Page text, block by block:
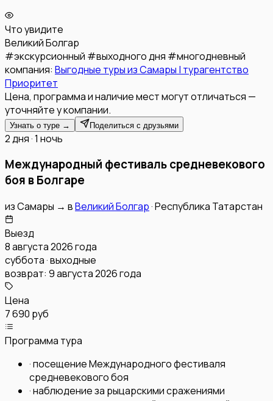
Что увидите
Великий Болгар
#экскурсионный #выходного дня #многодневный
компания: Выгодные туры из Самары | турагентство
Приоритет
Цена, программа и наличие мест могут отличаться —
уточняйте у компании.
Узнать о туре → Поделиться с друзьями
2 дня · 1 ночь
Международный фестиваль средневекового
боя в Болгаре
изСамары → вВеликий Болгар·Республика Татарстан
Выезд
8 августа 2026 года
суббота · выходные
возврат: 9 августа 2026 года
Цена
7 690 руб
Программа тура
·посещение Международного фестиваля
средневекового боя
·наблюдение за рыцарскими сражениями